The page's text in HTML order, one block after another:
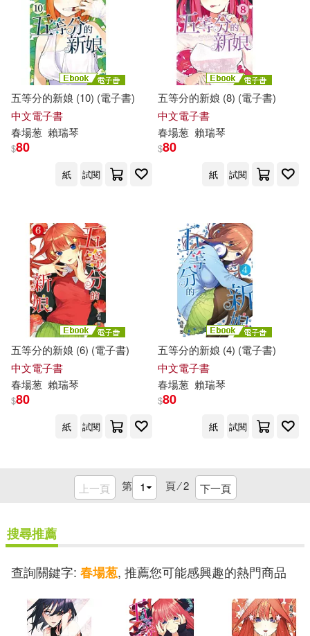
五等分的新娘 (10) (電子書)
中文電子書
春場葱 賴瑞琴
$80
紙 試閱
五等分的新娘 (8) (電子書)
中文電子書
春場葱 賴瑞琴
$80
紙 試閱
五等分的新娘 (6) (電子書)
中文電子書
春場葱 賴瑞琴
$80
紙 試閱
五等分的新娘 (4) (電子書)
中文電子書
春場葱 賴瑞琴
$80
紙 試閱
上一頁 第 頁 ⁄2 下一頁
搜尋推薦
查詢關鍵字: 春場葱, 推薦您可能感興趣的熱門商品